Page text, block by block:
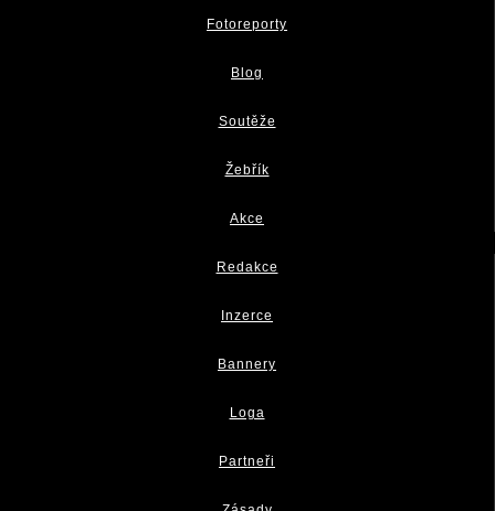
Fotoreporty
Blog
Soutěže
Žebřík
Akce
Redakce
Inzerce
Bannery
Loga
Partneři